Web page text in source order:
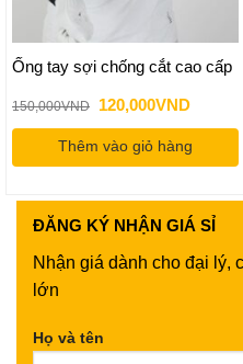
Ống tay sợi chống cắt cao cấp
150,000VND
Giá
là:
150,000VND.
120,000VNDGiá
tại
là:
Thêm vào giỏ hàng
ĐĂNG KÝ NHẬN GIÁ SỈ
Nhận giá dành cho đại lý,
lớn
Họ và tên